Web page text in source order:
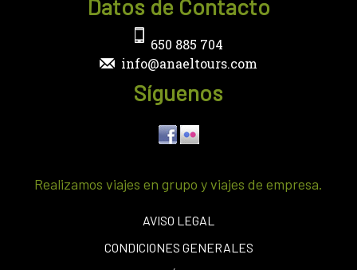
Datos de Contacto
650 885 704
info@anaeltours.com
Síguenos
Realizamos viajes en grupo y viajes de empresa.
AVISO LEGAL
CONDICIONES GENERALES